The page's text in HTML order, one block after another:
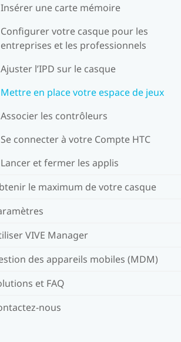
Insérer une carte mémoire
Configurer votre casque pour les
entreprises et les professionnels
Ajuster l’IPD sur le casque
Mettre en place votre espace de jeux
Associer les contrôleurs
Se connecter à votre Compte HTC
Lancer et fermer les applis
le maximum de votre casque
VIVE Manager
des appareils mobiles (MDM)
et FAQ
nous